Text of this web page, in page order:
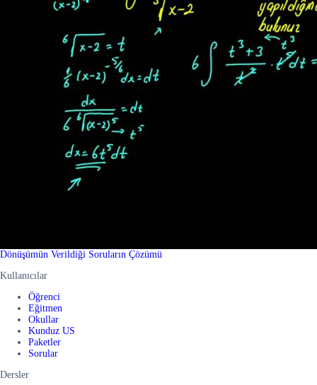
Dönüşümün Verildiği Soruların Çözümü
Kullanıcılar
Öğrenci
Eğitmen
Okullar
Kunduz US
Paketler
Sorular
Dersler